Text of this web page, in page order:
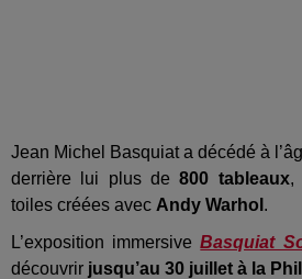
Jean Michel Basquiat a décédé à
derrière lui plus de800 tableaux,
toiles créées avec Andy Warhol .
L’exposition immersiveBasquiat
découvrir jusqu’au 30 juillet à la